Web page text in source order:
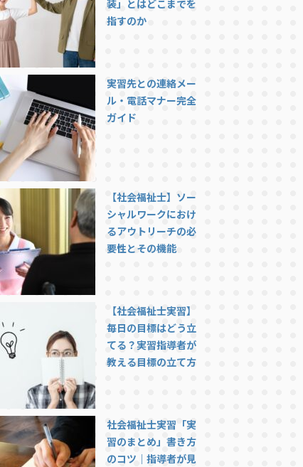
装」とはどこまでを
指すのか
実習先との連絡メー
ル・電話マナー完全
ガイド
【社会福祉士】ソー
シャルワークにおけ
るアウトリーチの必
要性とその機能
【社会福祉士実習】
毎日の目標はどう立
てる？実習指導者が
教える目標の立て方
社会福祉士実習「実
習のまとめ」書き方
のコツ｜指導者が見